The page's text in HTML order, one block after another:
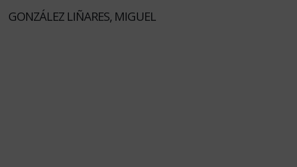
GONZÁLEZ LIÑARES, MIGUEL